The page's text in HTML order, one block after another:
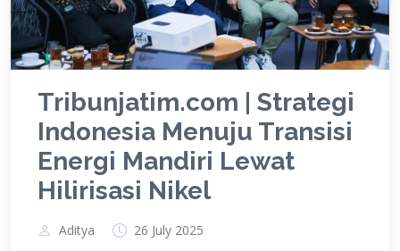
Tribunjatim.com | Strategi
Indonesia Menuju Transisi
Energi Mandiri Lewat
Hilirisasi Nikel
Aditya 26 July 2025